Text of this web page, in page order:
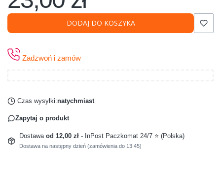
DODAJ DO KOSZYKA
Zadzwoń i zamów
Czas wysyłki:natychmiast
Zapytaj o produkt
Dostawa od 12,00 zł - InPost Paczkomat 24/7 ⭐ (Polska)
Dostawa na następny dzień (zamówienia do 13:45)